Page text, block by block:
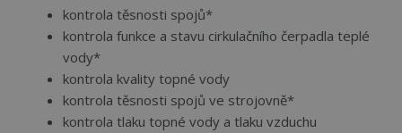
kontrola těsnosti spojů*
kontrola funkce a stavu cirkulačního čerpadla teplé
vody*
kontrola kvality topné vody
kontrola těsnosti spojů ve strojovně*
kontrola tlaku topné vody a tlaku vzduchu
Nezbytně nutné soubory
Soubory cílení
Funkční soubory